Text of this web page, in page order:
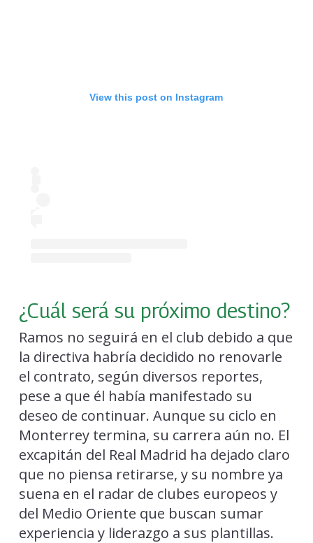
View this post on Instagram
¿Cuál será su próximo destino?
Ramos no seguirá en el club debido a que
la directiva habría decidido no renovarle
el contrato, según diversos reportes,
pese a que él había manifestado su
deseo de continuar. Aunque su ciclo en
Monterrey termina, su carrera aún no. El
excapitán del Real Madrid ha dejado claro
que no piensa retirarse, y su nombre ya
suena en el radar de clubes europeos y
del Medio Oriente que buscan sumar
experiencia y liderazgo a sus plantillas.